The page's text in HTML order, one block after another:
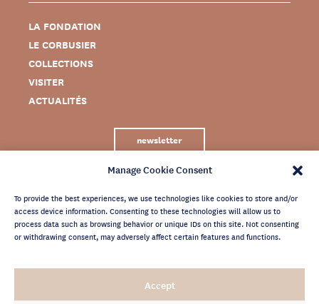
Manage Cookie Consent
To provide the best experiences, we use technologies like cookies to store and/or
access device information. Consenting to these technologies will allow us to
process data such as browsing behavior or unique IDs on this site. Not consenting
or withdrawing consent, may adversely affect certain features and functions.
Accept
LA FONDATION
LE CORBUSIER
COLLECTIONS
VISITER
ACTUALITÉS
newsletter
MENTIONS LÉGALES
CRÉDITS